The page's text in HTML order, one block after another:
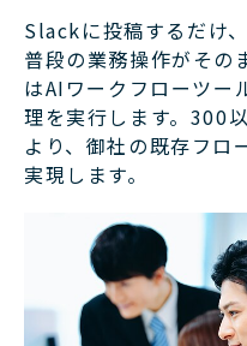
Slackに投稿するだけ
普段の業務操作がその
はAIワークフローツ
理を実行します。300
より、御社の既存フロ
実現します。